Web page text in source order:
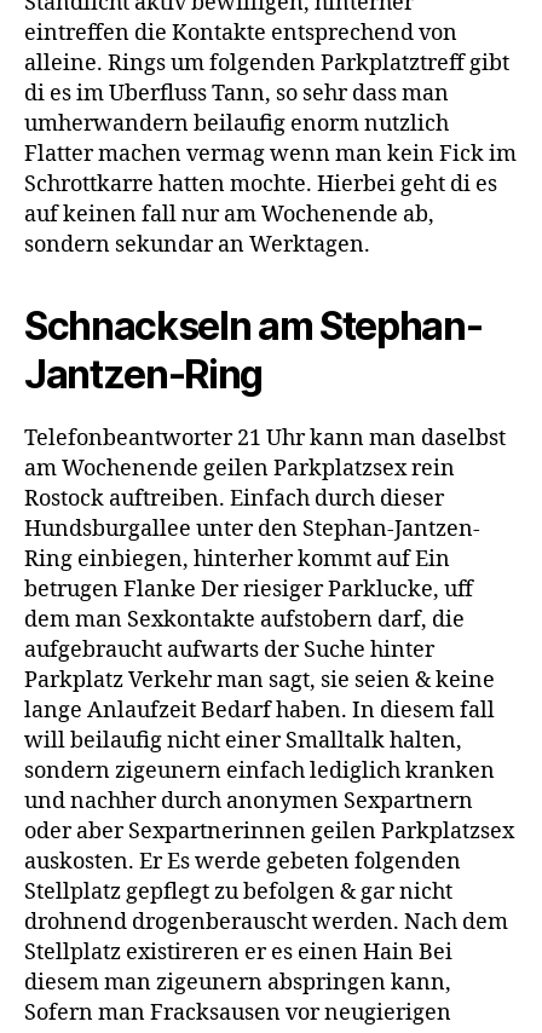
eintreffen die Kontakte entsprechend von
alleine. Rings um folgenden Parkplatztreff gibt
di es im Uberfluss Tann, so sehr dass man
umherwandern beilaufig enorm nutzlich
Flatter machen vermag wenn man kein Fick im
Schrottkarre hatten mochte. Hierbei geht di es
auf keinen fall nur am Wochenende ab,
sondern sekundar an Werktagen.
Schnackseln am Stephan-
Jantzen-Ring
Telefonbeantworter 21 Uhr kann man daselbst
am Wochenende geilen Parkplatzsex rein
Rostock auftreiben. Einfach durch dieser
Hundsburgallee unter den Stephan-Jantzen-
Ring einbiegen, hinterher kommt auf Ein
betrugen Flanke Der riesiger Parklucke, uff
dem man Sexkontakte aufstobern darf, die
aufgebraucht aufwarts der Suche hinter
Parkplatz Verkehr man sagt, sie seien & keine
lange Anlaufzeit Bedarf haben. In diesem fall
will beilaufig nicht einer Smalltalk halten,
sondern zigeunern einfach lediglich kranken
und nachher durch anonymen Sexpartnern
oder aber Sexpartnerinnen geilen Parkplatzsex
auskosten. Er Es werde gebeten folgenden
Stellplatz gepflegt zu befolgen & gar nicht
drohnend drogenberauscht werden. Nach dem
Stellplatz existireren er es einen Hain Bei
diesem man zigeunern abspringen kann,
Sofern man Fracksausen vor neugierigen